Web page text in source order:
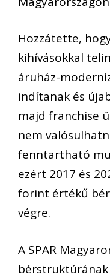
Hozzátette,
kihívásokkal
áruház-
indítanak és
majd franchise
nem
fenntartható
ezért 2017 és
forint értékű
végre.
A SPAR